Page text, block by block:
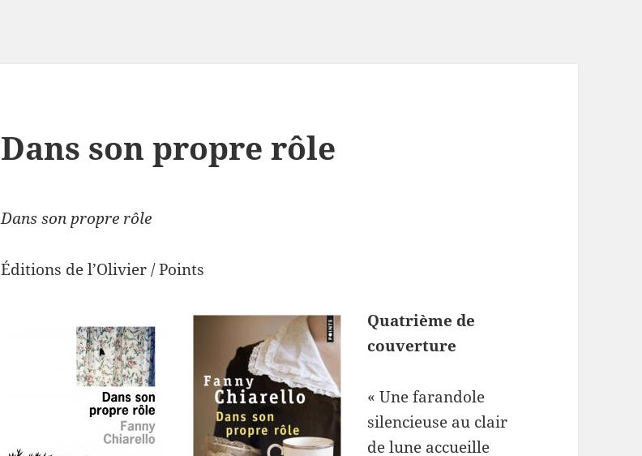
Dans son propre rôle
Dans son propre rôle
Éditions de l’Olivier / Points
Quatrième de
couverture
« Une farandole
silencieuse au clair
de lune accueille